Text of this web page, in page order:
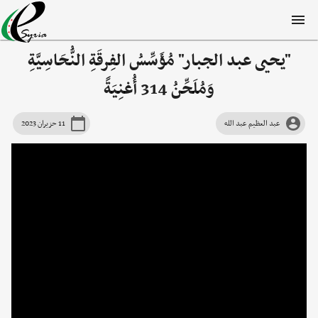
"يحيى عبد الجبار" مُؤَسِّسُ الفِرقَةِ النُّحَاسِيَّةِ
وَمُلَحِّنُ 314 أُغنِيَةً
عبد العظيم عبد الله 11 حزيران 2023